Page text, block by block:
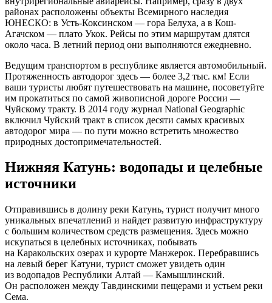
районах расположены объекты Всемирного наследия
ЮНЕСКО: в Усть-Коксинском — гора Белуха, а в Кош-
Агачском — плато Укок. Рейсы по этим маршрутам длятся
около часа. В летний период они выполняются ежедневно.
Ведущим транспортом в республике является автомобильный.
Протяженность автодорог здесь — более 3,2 тыс. км! Если
ваши туристы любят путешествовать на машине, посоветуйте
им прокатиться по самой живописной дороге России —
Чуйскому тракту. В 2014 году журнал National Geographic
включил Чуйский тракт в список десяти самых красивых
автодорог мира — по пути можно встретить множество
природных достопримечательностей.
Нижняя Катунь: водопады и целебные
источники
Отправившись в долину реки Катунь, турист получит много
уникальных впечатлений и найдет развитую инфраструктуру
с большим количеством средств размещения. Здесь можно
искупаться в целебных источниках, побывать
на Каракольских озерах и курорте Манжерок. Перебравшись
на левый берег Катуни, турист сможет увидеть один
из водопадов Республики Алтай — Камышлинский.
Он расположен между Тавдинскими пещерами и устьем реки
Сема.